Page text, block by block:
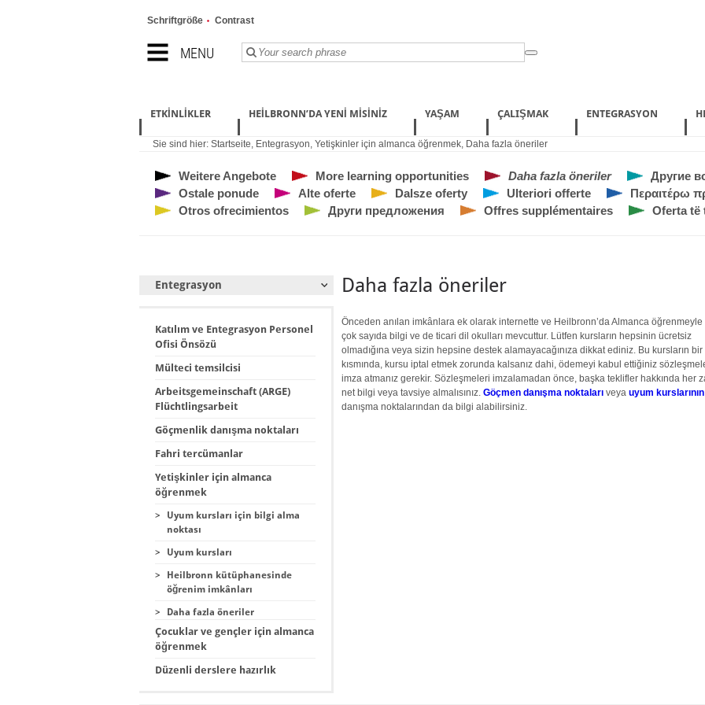
MENU
Schriftgröße Contrast
ETKINLIKLER HEILBRONN’DA YENI MISINIZ YAŞAM ÇALIŞMAK ENTEGRASYON
Sie sind hier: Startseite, Entegrasyon, Yetişkinler için almanca öğrenmek, Daha fazla öneriler
Weitere Angebote More learning opportunities Daha fazla öneriler
Другие
Ostale ponude
Alte oferte Dalsze oferty Ulteriori offerte
Περαιτέρω
Otros ofrecimientos
Други предложения Offres supplémentaires Oferta të
Entegrasyon
Katılım ve Entegrasyon Personel
Ofisi Önsözü
Mülteci temsilcisi
Arbeitsgemeinschaft (ARGE)
Flüchtlingsarbeit
Göçmenlik danışma noktaları
Fahri tercümanlar
Yetişkinler için almanca
öğrenmek
>
Uyum kursları için bilgi alma
noktası
> Uyum kursları
>
Heilbronn kütüphanesinde
öğrenim imkânları
> Daha fazla öneriler
Çocuklar ve gençler için almanca
öğrenmek
Düzenli derslere hazırlık
Daha fazla öneriler
Önceden anılan imkânlara ek olarak internette ve Heilbronn’da Almanca öğrenmeyle
çok sayıda bilgi ve de ticari dil okulları mevcuttur. Lütfen kursların hepsinin ücretsiz
olmadığına veya sizin hepsine destek alamayacağınıza dikkat ediniz. Bu kursların bir
kısmında, kursu iptal etmek zorunda kalsanız dahi, ödemeyi kabul ettiğiniz
imza atmanız gerekir. Sözleşmeleri imzalamadan önce, başka teklifler hakkında her
net bilgi veya tavsiye almalısınız.Göçmen danışma noktaları veyauyum kurslarının
danışma noktalarından da bilgi alabilirsiniz.